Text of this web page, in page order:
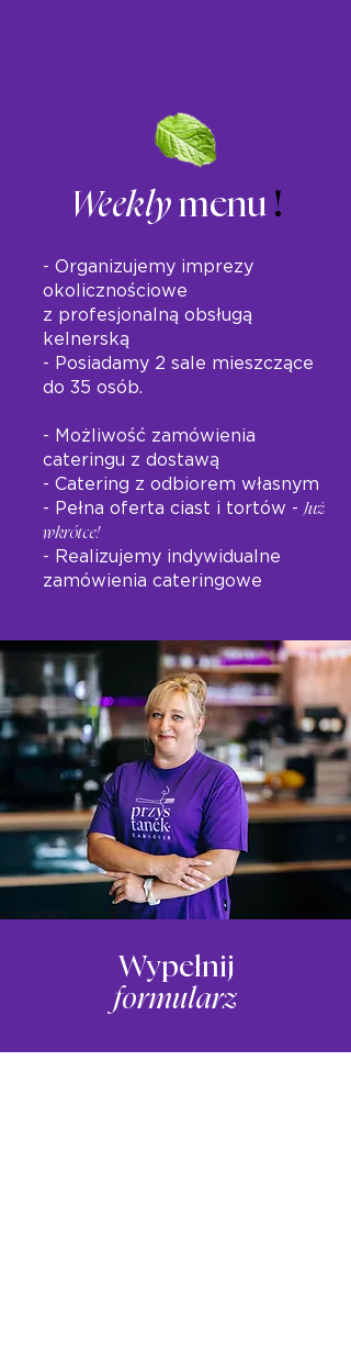
Weekly menu!
- Organizujemy imprezy
okolicznościowe
z profesjonalną obsługą
kelnerską
- Posiadamy 2 sale mieszczące
do 35 osób.
- Możliwość zamówienia
cateringu z dostawą
- Catering z odbiorem własnym
- Pełna oferta ciast i tortów - Już
wkrótce!
- Realizujemy indywidualne
zamówienia cateringowe
Wypełnij
formularz